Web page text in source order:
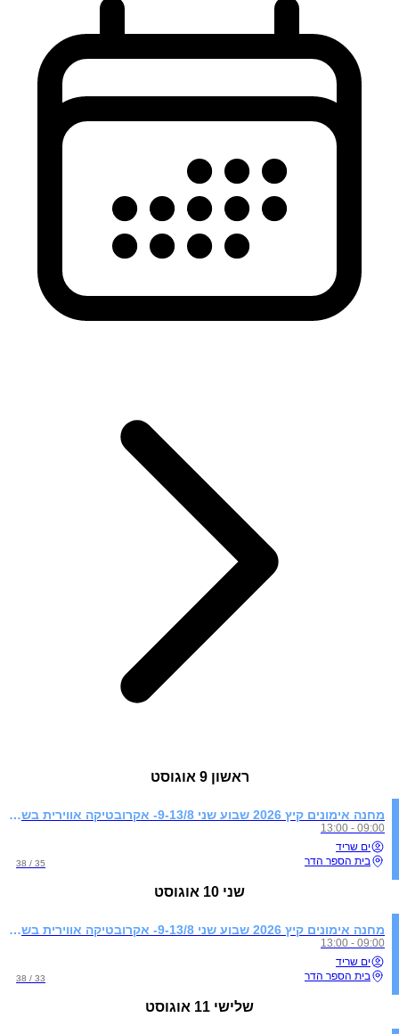
ראשון 9 אוגוסט
מחנה אימונים קיץ 2026 שבוע שני 9-13/8- אקרובטיקה אווירית בשילוב התעמלות קרקע
09:00 - 13:00
ים שריד
בית הספר הדר
35 / 38
שני 10 אוגוסט
מחנה אימונים קיץ 2026 שבוע שני 9-13/8- אקרובטיקה אווירית בשילוב התעמלות קרקע
09:00 - 13:00
ים שריד
בית הספר הדר
33 / 38
שלישי 11 אוגוסט